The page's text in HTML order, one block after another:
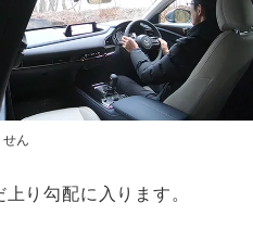
ん
り勾配に入ります。